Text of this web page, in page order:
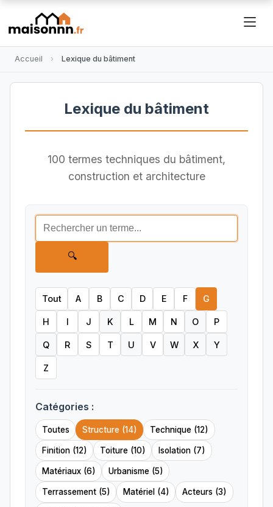
Accueil Lexique du bâtiment
Lexique du bâtiment
100 termes techniques du bâtiment,
construction et architecture
🔍
Tout A B C D E F G
H I J K L M N O P
Q R S T U V W X Y
Z
Catégories :
Toutes Structure (14) Technique (12)
Finition (12) Toiture (10) Isolation (7)
Matériaux (6) Urbanisme (5)
Terrassement (5) Matériel (4) Acteurs (3)